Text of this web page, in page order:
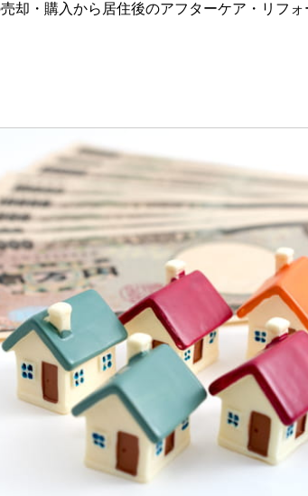
不動産の残代金の受領について
却・購入から居住後のアフターケア・リフ